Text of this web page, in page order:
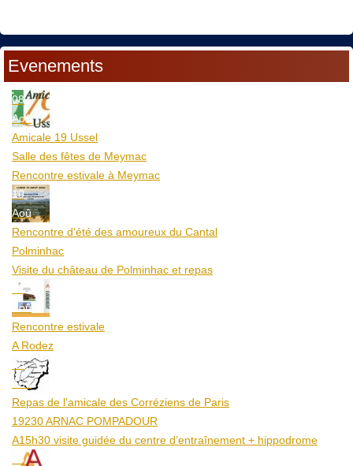
Evenements
08
Aoû
Amicale 19 Ussel
Salle des fêtes de Meymac
Rencontre estivale à Meymac
10
Aoû
Rencontre d'été des amoureux du Cantal
Polminhac
Visite du château de Polminhac et repas
12
Aoû
Rencontre estivale
A Rodez
23
Aoû
Repas de l'amicale des Corréziens de Paris
19230 ARNAC POMPADOUR
A15h30 visite guidée du centre d’entraînement + hippodrome
25